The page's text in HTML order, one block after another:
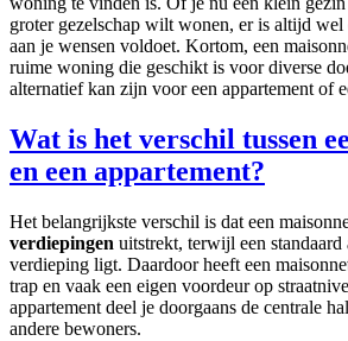
groter gezelschap wilt wonen, er is altijd wel
aan je wensen voldoet. Kortom, een
ruime woning die geschikt is voor diverse
alternatief kan zijn voor een appartement of
Wat is het verschil tussen
en een appartement?
Het belangrijkste verschil is dat een
verdiepingen uitstrekt, terwijl een standaard
verdieping ligt. Daardoor heeft een
trap en vaak een eigen voordeur op
appartement deel je doorgaans de centrale
andere bewoners.